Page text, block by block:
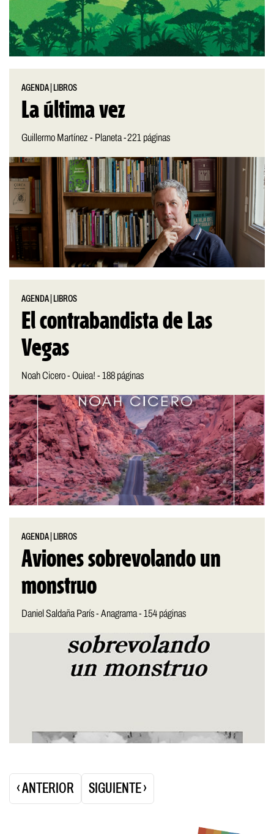
AGENDA LIBROS
La última vez
Guillermo Martínez - Planeta -221 páginas
AGENDA LIBROS
El contrabandista de Las
Vegas
Noah Cicero - Ouiea! - 188 páginas
AGENDA LIBROS
Aviones sobrevolando un
monstruo
Daniel Saldaña París - Anagrama - 154 páginas
Paginación
‹ ANTERIOR SIGUIENTE ›